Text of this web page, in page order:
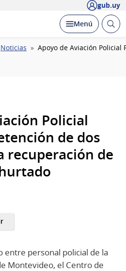
gub.uy
Desplegar
Menú Abrir
Noticias Apoyo de Aviación Policial
Policial
de dos
recuperación de
entre personal policial de la
Montevideo, el Centro de